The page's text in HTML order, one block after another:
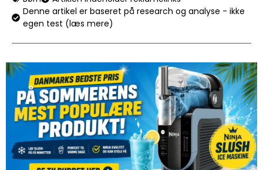
Denne artikel er baseret på research og analyse - ikke
egen test (læs mere)